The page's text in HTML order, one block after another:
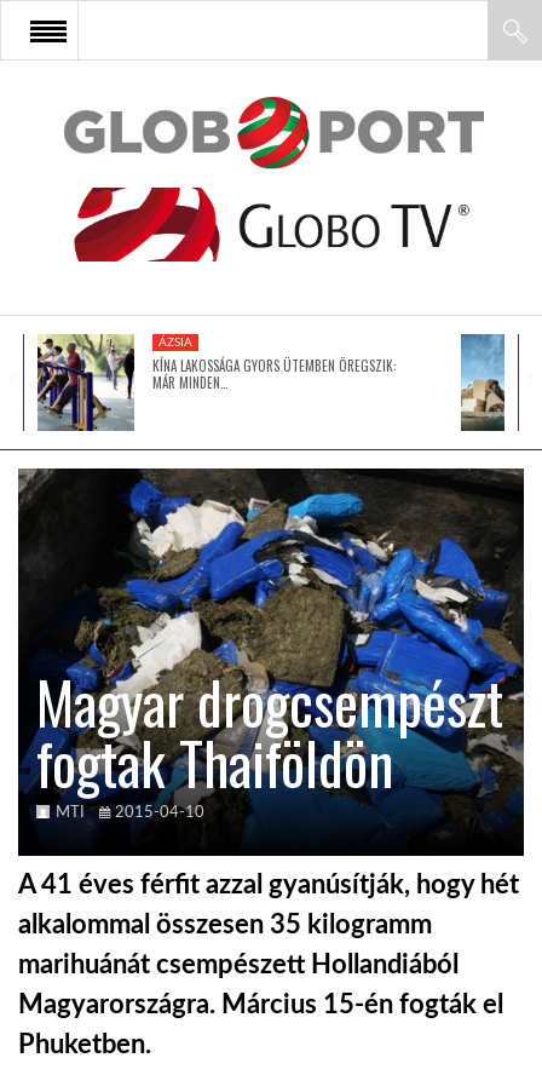
FŐOLDAL
AFRIKA
ÁZSIA
LATIN-AMERIKA
KÖZEL-KELET
AUSZTRÁLIA
A VILÁG ITTHON
MÉDIA
HÍR3D
ÁZSIA
KÍNA LAKOSSÁGA GYORS ÜTEMBEN ÖREGSZIK:
MÁR MINDEN…
Magyar drogcsempészt
fogtak Thaiföldön
MTI 2015-04-10
A 41 éves férfit azzal gyanúsítják, hogy hét
alkalommal összesen 35 kilogramm
marihuánát csempészett Hollandiából
Magyarországra. Március 15-én fogták el
Phuketben.